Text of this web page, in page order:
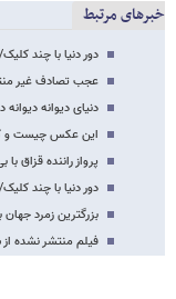
خبرهای مرتبط
دور دنیا با چند کلیک/
عجب تصادف غیر
دنیای دیوانه دیوانه
این عکس چیست و
پرواز راننده قزاق
دور دنیا با چند کلیک/
بزرگترین زمرد جهان به وزن
فیلم منتشر نشده